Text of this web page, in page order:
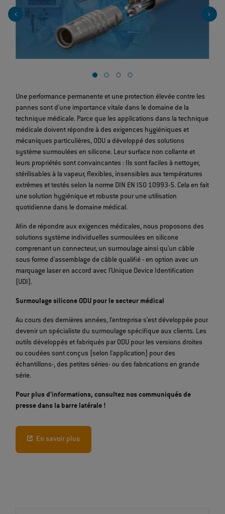
Une performance permanente et une protection élevée contre les
pannes sont d'une importance vitale dans le domaine de la
technique médicale. Parce que les applications dans la technique
médicale doivent répondre à des exigences hygiéniques et
mécaniques particulières, ODU a développé des solutions
système surmoulées en silicone. Leur surface non collante et
leurs propriétés sont convaincantes : Ils sont faciles à nettoyer,
stérilisables à la vapeur, flexibles, insensibles aux températures
extrêmes et testés selon la norme DIN EN ISO 10993-5. Cela en fait
une solution hygiénique et robuste pour une utilisation
quotidienne dans le domaine médical.
Afin de répondre aux exigences médicales, nous proposons des
solutions système individuelles surmoulées en silicone
comprenant un connecteur, un surmoulage ainsi qu'un câble
sous forme d'assemblage de câble qualifié - en option avec un
marquage laser en accord avec l'Unique Device Identification
(UDI).
Surmoulage silicone ODU pour le secteur médical
Au cours des dernières années, l'entreprise s'est développée pour
devenir un spécialiste du surmoulage spécifique aux clients. Les
outils développés et fabriqués par ODU pour les versions droites
ou coudées sont conçus (selon l'application) pour des
échantillons-, des petites séries- ou des fabrications en grande
série.
Pour plus d'informations, consultez nos communiqués de
presse dans la barre latérale !
En savoir plus